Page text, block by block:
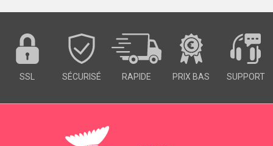
SSL SÉCURISÉ RAPIDE PRIX BAS SUPPORT